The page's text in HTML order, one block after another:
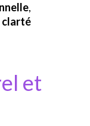
,
clarté
et